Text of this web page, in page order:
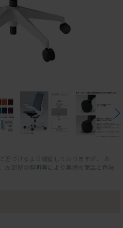
近づけるよう徹底しておりますが、 お
お部屋の照明等により実際の商品と色味